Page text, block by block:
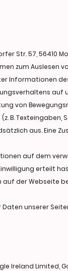
Str. 57, 56410
zum Auslesen
Informationen
auf
von
B. Texteingaben,
aus. Eine
auf dem
erteilt
der Webseite
unserer
Ireland Limited,